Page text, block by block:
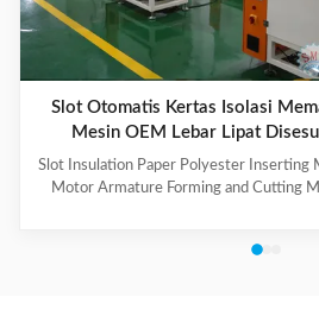
Slot Otomatis Kertas Isolasi
Mesin OEM Lebar Lipat
Slot Insulation Paper Polyester Inserting
Motor Armature Forming and Cutting
thickness 0.15~0.35mm Feeding length